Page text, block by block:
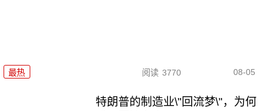
最热 阅读 3770 08-05
特朗普的制造业\"回流梦\"，为何